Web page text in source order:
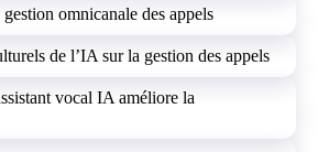
omnicanale des appels
de l’IA sur la gestion des appels
vocal IA améliore la